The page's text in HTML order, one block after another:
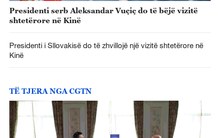
Presidenti serb Aleksandar Vuçiç do të bëjë vizitë
shtetërore në Kinë
Presidenti i Sllovakisë do të zhvillojë një vizitë shtetërore në
Kinë
TË TJERA NGA CGTN